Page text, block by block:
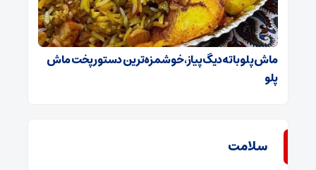
ماش پلو با ته‌دیگ پیاز، خوشمزه‌ترین دستور پخت ماش
پلو
سلامت